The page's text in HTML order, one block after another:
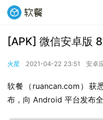
[APK] 微信安卓版
火星 2021-04-22 23:51 安卓
软餐（ruancan.com）获
布，向 Android 平台发布